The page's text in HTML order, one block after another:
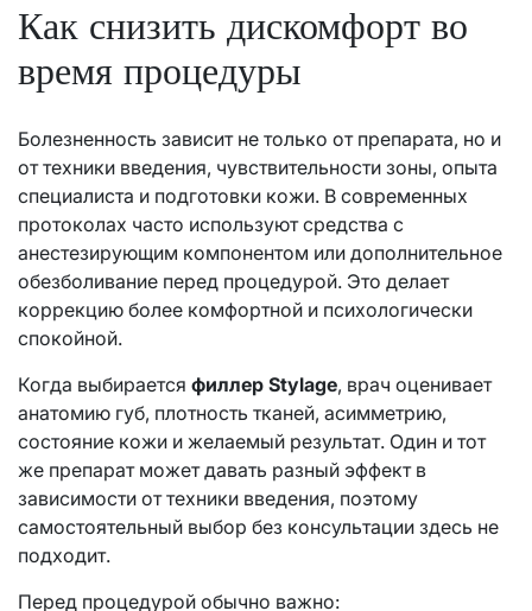
Как снизить дискомфорт во
время процедуры
Болезненность зависит не только от препарата, но и
от техники введения, чувствительности зоны, опыта
специалиста и подготовки кожи. В современных
протоколах часто используют средства с
анестезирующим компонентом или дополнительное
обезболивание перед процедурой. Это делает
коррекцию более комфортной и психологически
спокойной.
Когда выбирается филлер Stylage, врач оценивает
анатомию губ, плотность тканей, асимметрию,
состояние кожи и желаемый результат. Один и тот
же препарат может давать разный эффект в
зависимости от техники введения, поэтому
самостоятельный выбор без консультации здесь не
подходит.
Перед процедурой обычно важно: